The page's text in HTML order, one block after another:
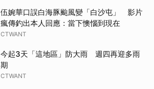
伍婉華口誤白海豚颱風變「白沙屯」 影片
瘋傳釣出本人回應：當下懊惱到現在
CTWANT
今起3天「這地區」防大雨 週四再迎多雨
期
CTWANT